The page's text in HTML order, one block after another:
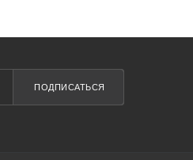
ПОДПИСАТЬСЯ